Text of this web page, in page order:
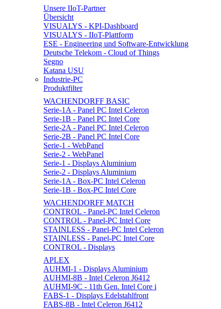
Unsere IIoT-Partner
Übersicht
VISUALYS - KPI-Dashboard
VISUALYS - IIoT-Plattform
ESE - Engineering und Software-Entwicklung
Deutsche Telekom - Cloud of Things
Segno
Katana USU
Industrie-PC
Produktfilter
WACHENDORFF BASIC
Serie-1A - Panel PC Intel Celeron
Serie-1B - Panel PC Intel Core
Serie-2A - Panel PC Intel Celeron
Serie-2B - Panel PC Intel Core
Serie-1 - WebPanel
Serie-2 - WebPanel
Serie-1 - Displays Aluminium
Serie-2 - Displays Aluminium
Serie-1A - Box-PC Intel Celeron
Serie-1B - Box-PC Intel Core
WACHENDORFF MATCH
CONTROL - Panel-PC Intel Celeron
CONTROL - Panel-PC Intel Core
STAINLESS - Panel-PC Intel Celeron
STAINLESS - Panel-PC Intel Core
CONTROL - Displays
APLEX
AUHMI-1 - Displays Aluminium
AUHMI-8B - Intel Celeron J6412
AUHMI-9C - 11th Gen. Intel Core i
FABS-1 - Displays Edelstahlfront
FABS-8B - Intel Celeron J6412